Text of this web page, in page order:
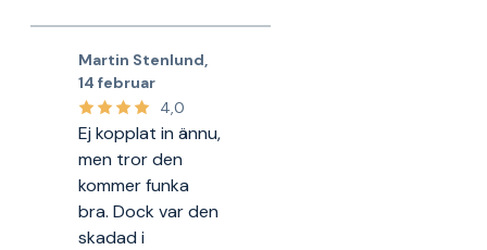
Martin Stenlund,
14 februar
4,0
Ej kopplat in ännu,
men tror den
kommer funka
bra. Dock var den
skadad i